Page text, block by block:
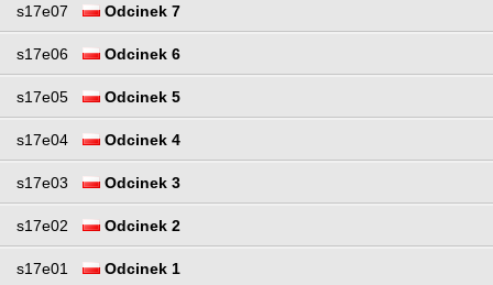
s17e07 Odcinek 7
s17e06 Odcinek 6
s17e05 Odcinek 5
s17e04 Odcinek 4
s17e03 Odcinek 3
s17e02 Odcinek 2
s17e01 Odcinek 1